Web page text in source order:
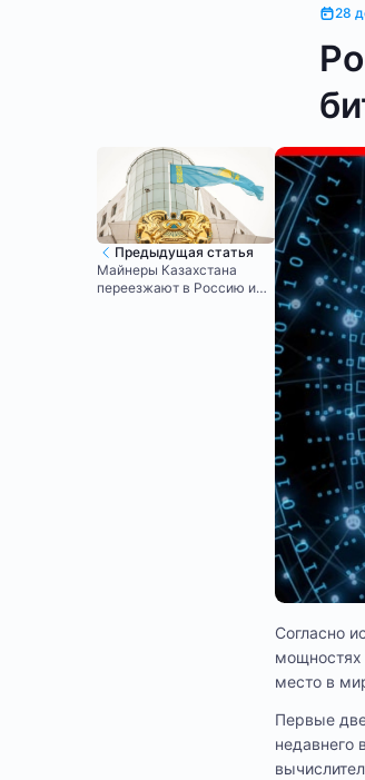
28
Предыдущая статья
Майнеры Казахстана
переезжают в Россию и
Согласно
мощностях
место в
Первые
недавнего